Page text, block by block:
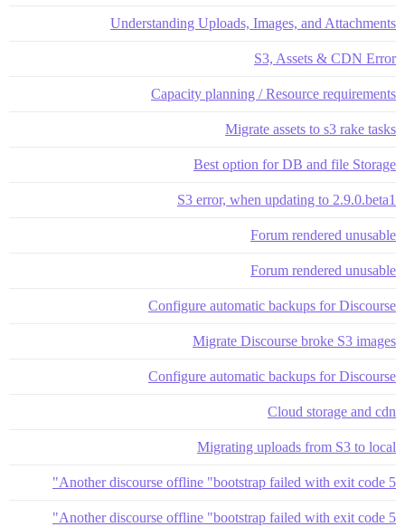
Understanding Uploads, Images, and Attachments
S3, Assets & CDN Error
Capacity planning / Resource requirements
Migrate assets to s3 rake tasks
Best option for DB and file Storage
S3 error, when updating to 2.9.0.beta1
Forum rendered unusable
Forum rendered unusable
Configure automatic backups for Discourse
Migrate Discourse broke S3 images
Configure automatic backups for Discourse
Cloud storage and cdn
Migrating uploads from S3 to local
Another discourse offline "bootstrap failed with exit code 5"
Another discourse offline "bootstrap failed with exit code 5"